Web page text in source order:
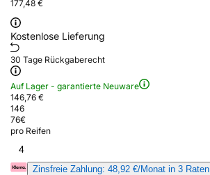
177,48 €
Kostenlose Lieferung
30 Tage Rückgaberecht
Auf Lager - garantierte Neuware
146,76 €
146
76€
pro Reifen
4
Zinsfreie Zahlung: 48,92 €/Monat in 3 Raten